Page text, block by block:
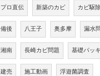
プロ直伝 新築のカビ カビ駆
備後 八王子 奥多摩 漏水
湘南 長崎カビ問題 基礎パッ
建売 施工動画 浮遊菌調査